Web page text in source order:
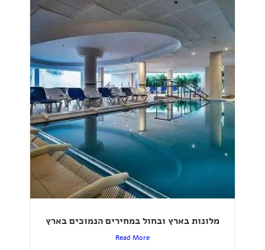
מלונות בארץ ובחול במחירים הנמוכים בארץ
Read More